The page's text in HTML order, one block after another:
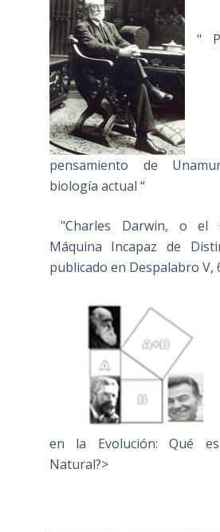
"
pensamiento de
biología actual “
"Charles Darwin, o el
Máquina Incapaz de
publicado en Despalabro V,
en la Evolución: Qué
Natural?>